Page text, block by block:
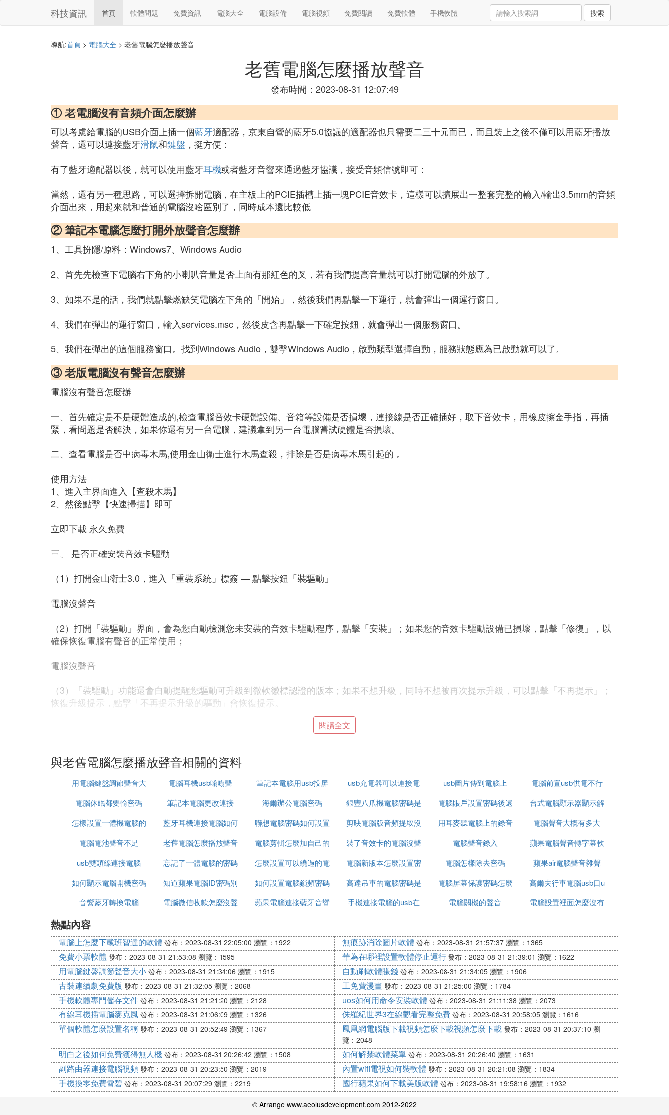
科技資訊 首頁 軟體問題 免費資訊 電腦大全 電腦設備 電腦視頻 免費閱讀 免費軟體 手機軟體 搜索
導航:首頁 > 電腦大全 > 老舊電腦怎麼播放聲音
老舊電腦怎麼播放聲音
發布時間：2023-08-31 12:07:49
① 老電腦沒有音頻介面怎麼辦
可以考慮給電腦的USB介面上插一個藍牙適配器，京東自營的藍牙5.0協議的適配器也只需要二三十元而已，而且裝上之後不僅可以用藍牙播放
聲音，還可以連接藍牙滑鼠和鍵盤 ，挺方便：
有了藍牙適配器以後，就可以使用藍牙耳機或者藍牙音響來通過藍牙協議，接受音頻信號即可：
當然，還有另一種思路，可以選擇拆開電腦，在主板上的PCIE插槽上插一塊PCIE音效卡，這樣可以擴展出一整套完整的輸入/輸出3.5mm的音頻
介面出來，用起來就和普通的電腦沒啥區別了，同時成本還比較低
② 筆記本電腦怎麼打開外放聲音怎麼辦
1、工具扮隱/原料：Windows7、Windows Audio
2、首先先檢查下電腦右下角的小喇叭音量是否上面有那紅色的叉，若有我們提高音量就可以打開電腦的外放了。
3、如果不是的話，我們就點擊燃缺笑電腦左下角的「開始」，然後我們再點擊一下運行，就會彈出一個運行窗口。
4、我們在彈出的運行窗口，輸入services.msc，然後皮含再點擊一下確定按鈕，就會彈出一個服務窗口。
5、我們在彈出的這個服務窗口。找到Windows Audio，雙擊Windows Audio，啟動類型選擇自動，服務狀態應為已啟動就可以了。
③ 老版電腦沒有聲音怎麼辦
電腦沒有聲音怎麼辦
一、首先確定是不是硬體造成的,檢查電腦音效卡硬體設備、音箱等設備是否損壞，連接線是否正確插好，取下音效卡，用橡皮擦金手指，再插
緊，看問題是否解決，如果你還有另一台電腦，建議拿到另一台電腦嘗試硬體是否損壞。
二、查看電腦是否中病毒木馬,使用金山衛士進行木馬查殺，排除是否是病毒木馬引起的 。
使用方法
1、進入主界面進入【查殺木馬】
2、然後點擊【快速掃描】即可
立即下載 永久免費
三、 是否正確安裝音效卡驅動
（1）打開金山衛士3.0，進入「重裝系統」標簽 — 點擊按鈕「裝驅動」
電腦沒聲音
（2）打開「裝驅動」界面，會為您自動檢測您未安裝的音效卡驅動程序，點擊「安裝」；如果您的音效卡驅動設備已損壞，點擊「修復」，以
確保恢復電腦有聲音的正常使用；
電腦沒聲音
（3）「裝驅動」功能還會自動提醒您驅動可升級到微軟徽標認證的版本；如果不想升級，同時不想被再次提示升級，可以點擊「不再提示」；
恢復升級提示，點擊「不再提示升級的驅動」會恢復提示。
1.雙擊任務欄的小喇叭圖標，彈出「音量控制窗口」，滑鼠單擊「選項」標簽------------選擇「屬性」。
2.在「顯示下列音量控制」中勾選「音量控制」和「波形兩個選項」，單擊確定即可。
電腦沒有聲音怎麼辦
3.左擊電腦桌面任務欄音量圖標看是否點擊成靜音了音量是否調到最小了。
五、進我電腦的硬體設備管理器 –右擊音效卡 — 屬性 -- 資源 — 看有沒有沖突，有進 BIOS 通過設置解決。建議參考各類硬體說明書解決電腦沒
聲音怎麼回事。
對於電腦的使用者來說，電腦都是沒有聲音的，可是有的時候，我們如果想更換自己電腦中的一些消息接受或者開機什麼的聲音的話，可是又不
知道步驟，這個時候要怎麼設置電腦的聲音呢?其實，設置電腦的聲音的方法和步驟還是非常的簡單的，但是有一些其中的選項，親們還是可能
不太明白，因此，具體操作方法如下：
電腦聲音設置方法
1、單擊開始-控制面板-聲音,語音和音頻設備-聲音和音頻設備-屬性-單擊"聲音"選項卡-在"程序事件中"下拉表中,啟動
windows"-在下面得'聲音"列表中就可選擇一種啟動聲音了.對音效,可以單擊右邊得代黑三角得播放鍵試聽,如不滿意,可單擊瀏覽鍵,逐一選擇直到
2、控制面板-聲音和音頻屬性-聲音，在程序事件中找到啟動WINDOWS並單擊，然後單擊「瀏覽」按鈕，就可以更換了，但你要更改的聲音文件
必須是WAV格式的。
將WAV的音樂文件復制到WINDOWS/midea中，把文件名為「Windows XP 啟動」的文件備份，將wav文件名改為「Windows XP 啟動」重啟就
閱讀全文
與老舊電腦怎麼播放聲音相關的資料
用電腦鍵盤調節聲音大
小
電腦耳機usb嗡嗡聲
筆記本電腦用usb投屏
到電視
usb充電器可以連接電
腦
usb圖片傳到電腦上
電腦前置usb供電不行
電腦休眠都要輸密碼
筆記本電腦更改連接
wifi密碼
海爾辦公電腦密碼
銀豐八爪機電腦密碼是
什麼
電腦賬戶設置密碼後還
能不能退貨
台式電腦顯示器顯示解
鎖密碼
怎樣設置一體機電腦的
開機密碼
藍牙耳機連接電腦如何
裝驅動程序
聯想電腦密碼如何設置
剪映電腦版音頻提取沒
聲音
用耳麥聽電腦上的錄音
沒有聲音
電腦聲音大概有多大
電腦電池聲音不足
老舊電腦怎麼播放聲音
電腦剪輯怎麼加自己的
聲音
裝了音效卡的電腦沒聲
音了
電腦聲音錄入
蘋果電腦聲音轉字幕軟
體
usb雙頭線連接電腦 忘記了一體電腦的密碼
怎麼設置可以繞過的電
腦密碼
電腦新版本怎麼設置密
碼
電腦怎樣除去密碼
蘋果air電腦聲音雜聲
如何顯示電腦開機密碼
知道蘋果電腦ID密碼別
人能
如何設置電腦鎖頻密碼
高達吊車的電腦密碼是
什麼
電腦屏幕保護密碼怎麼
解碼
高爾夫行車電腦usb口u
盤不識別
音響藍牙轉換電腦
電腦微信收款怎麼沒聲
蘋果電腦連接藍牙音響
手機連接電腦的usb在
電腦關機的聲音
電腦設置裡面怎麼沒有
熱點內容
電腦上怎麼下載班智達的軟體 發布：2023-08-31 22:05:00 瀏覽：1922 無痕跡消除圖片軟體 發布：2023-08-31 21:57:37 瀏覽：1365
免費小票軟體 發布：2023-08-31 21:53:08 瀏覽：1595 華為在哪裡設置軟體停止運行 發布：2023-08-31 21:39:01 瀏覽：1622
用電腦鍵盤調節聲音大小 發布：2023-08-31 21:34:06 瀏覽：1915 自動刷軟體賺錢 發布：2023-08-31 21:34:05 瀏覽：1906
古裝連續劇免費版 發布：2023-08-31 21:32:05 瀏覽：2068 工免費漫畫 發布：2023-08-31 21:25:00 瀏覽：1784
手機軟體專門儲存文件 發布：2023-08-31 21:21:20 瀏覽：2128 uos如何用命令安裝軟體 發布：2023-08-31 21:11:38 瀏覽：2073
有線耳機插電腦麥克風 發布：2023-08-31 21:06:09 瀏覽：1326 侏羅紀世界3在線觀看完整免費 發布：2023-08-31 20:58:05 瀏覽：1616
單個軟體怎麼設置名稱 發布：2023-08-31 20:52:49 瀏覽：1367 鳳凰網電腦版下載視頻怎麼下載視頻怎麼下載 發布：2023-08-31 20:37:10 瀏
覽：2048
明白之後如何免費獲得無人機 發布：2023-08-31 20:26:42 瀏覽：1508 如何解禁軟體菜單 發布：2023-08-31 20:26:40 瀏覽：1631
副路由器連接電腦視頻 發布：2023-08-31 20:23:50 瀏覽：2019 內置wifi電視如何裝軟體 發布：2023-08-31 20:21:08 瀏覽：1834
手機換零免費雪碧 發布：2023-08-31 20:07:29 瀏覽：2219 國行蘋果如何下載美版軟體 發布：2023-08-31 19:58:16 瀏覽：1932
© Arrange www.aeolusdevelopment.com 2012-2022